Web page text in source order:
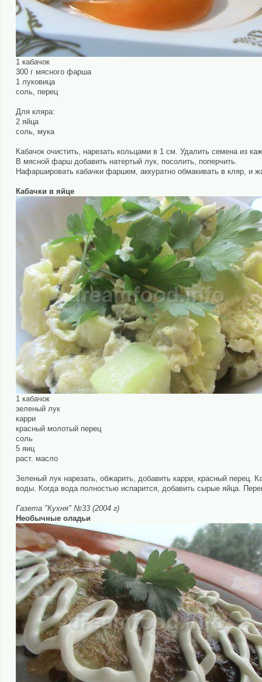
1 кабачок
300 г мясного фарша
1 луковица
соль, перец
Для кляра:
2 яйца
соль, мука
Кабачок очистить, нарезать кольцами в 1 см. Удалить семена из
В мясной фарш добавить натертый лук, посолить, поперчить.
Нафаршировать кабачки фаршем, аккуратно обмакивать в кляр, и
Кабачки в яйце
1 кабачок
зеленый лук
карри
красный молотый перец
соль
5 яиц
раст. масло
Зеленый лук нарезать, обжарить, добавить карри, красный перец.
воды. Когда вода полностью испарится, добавить сырые яйца.
Газета "Кухня" №33 (2004 г)
Необычные оладьи